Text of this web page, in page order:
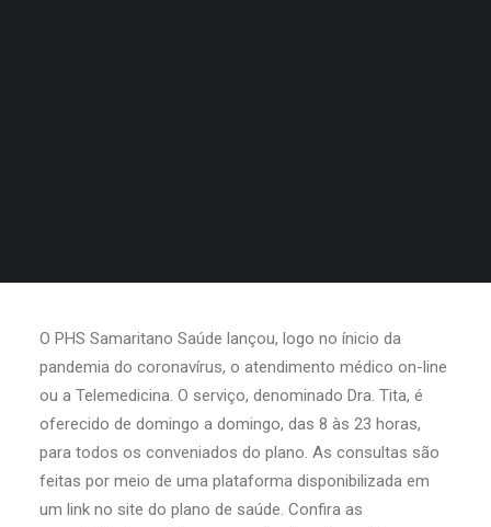
O PHS Samaritano Saúde lançou, logo no ínicio da
pandemia do coronavírus, o atendimento médico on-line
ou a Telemedicina. O serviço, denominado Dra. Tita, é
oferecido de domingo a domingo, das 8 às 23 horas,
para todos os conveniados do plano. As consultas são
feitas por meio de uma plataforma disponibilizada em
um link no site do plano de saúde. Confira as